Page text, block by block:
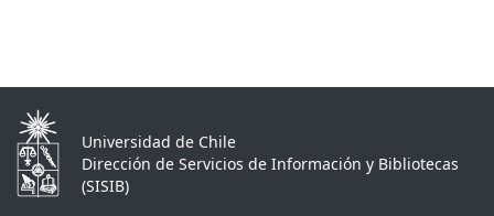
Universidad de Chile
Dirección de Servicios de Información y Bibliotecas
(SISIB)